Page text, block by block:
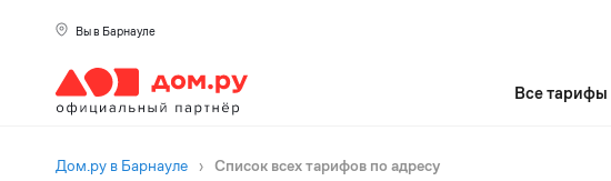
Вы в Барнауле
Все тарифы
Дом.ру в Барнауле › Список всех тарифов по адресу